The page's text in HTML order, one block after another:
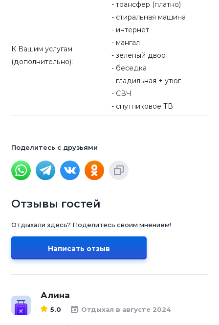
К Вашим услугам
(дополнительно):
- трансфер (платно)
- стиральная машина
- интернет
- мангал
- зеленый двор
- беседка
- гладильная + утюг
- СВЧ
- спутниковое ТВ
Поделитесь с друзьями
Отзывы гостей
Отдыхали здесь? Поделитесь своим мнением!
Написать отзыв
Алина
5.0 Отдыхал в августе 2024